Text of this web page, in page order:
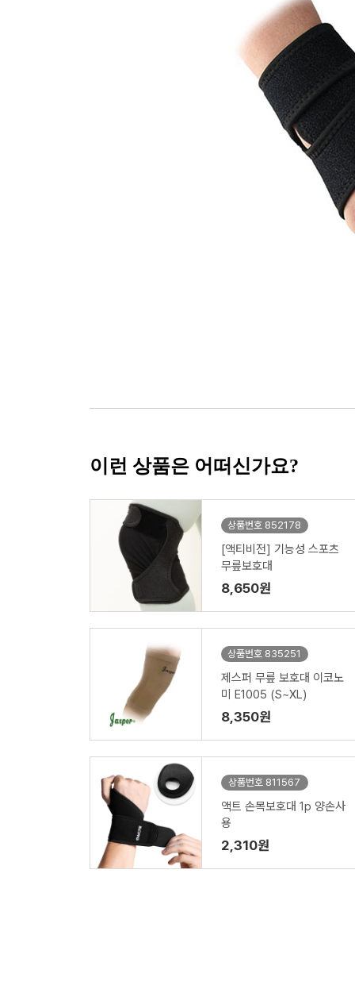
이런 상품은 어떠신가요?
상품번호 852178
[액티비전] 기능성 스포츠
무릎보호대
8,650원
상품번호 835251
제스퍼 무릎 보호대 이코노
미 E1005 (S~XL)
8,350원
상품번호 811567
액트 손목보호대 1p 양손사
용
2,310원